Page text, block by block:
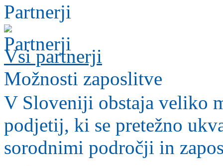
Partnerji
Vsi partnerji
Možnosti zaposlitve
V Sloveniji obstaja veliko
podjetij, ki se pretežno
sorodnimi področji in